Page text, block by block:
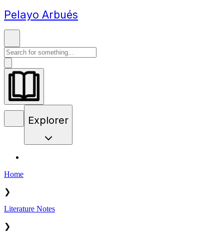
Pelayo Arbués
Explorer
Home
❯
Literature Notes
❯